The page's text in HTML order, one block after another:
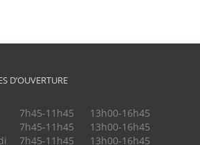
D’OUVERTURE
7h45-11h45
13h00-16h45
7h45-11h45
13h00-16h45
7h45-11h45 13h00-16h45